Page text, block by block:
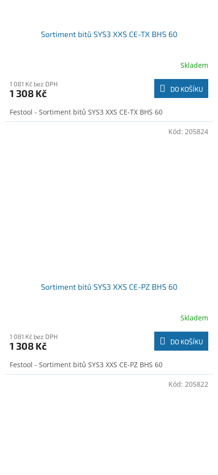
Sortiment bitů SYS3 XXS CE-TX BHS 60
Skladem
1 081 Kč bez DPH
1 308 Kč DO KOŠÍKU
Festool - Sortiment bitů SYS3 XXS CE-TX BHS 60
Sortiment bitů SYS3 XXS CE-PZ BHS 60
Skladem
1 081 Kč bez DPH
1 308 Kč DO KOŠÍKU
Festool - Sortiment bitů SYS3 XXS CE-PZ BHS 60
Kód: 205824
Kód: 205822